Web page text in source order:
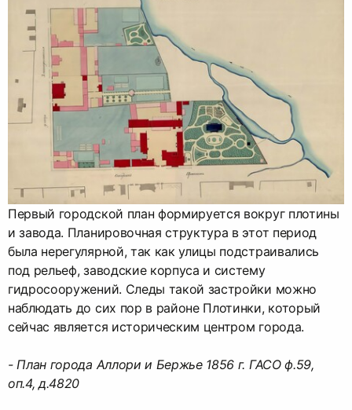
Первый городской план формируется вокруг плотины
и завода. Планировочная структура в этот период
была нерегулярной, так как улицы подстраивались
под рельеф, заводские корпуса и систему
гидросооружений. Следы такой застройки можно
наблюдать до сих пор в районе Плотинки, который
сейчас является историческим центром города.
- План города Аллори и Бержье 1856 г. ГАСО ф.59,
оп.4, д.4820